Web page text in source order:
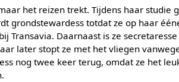
het reizen trekt. Tijdens haar studie
grondstewardess totdat ze op haar
Transavia. Daarnaast is ze
later stopt ze met het vliegen
nog twee keer terug, omdat ze het